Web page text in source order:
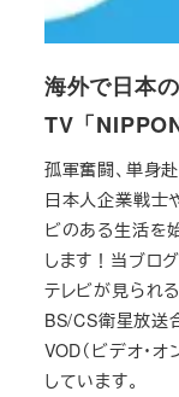
海外で日本
TV「
孤軍奮闘、単身
日本人企業戦士
ビのある生活を
します！当ブロ
テレビが見られる
BS/CS衛星放送
VOD（ビデオ・
しています。